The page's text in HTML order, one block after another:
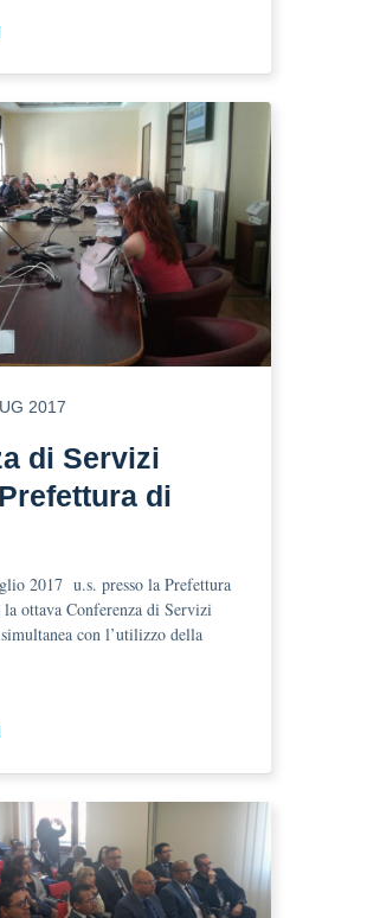
2017
di Servizi
di
2017 u.s. presso la Prefettura
la ottava Conferenza di Servizi
con l’utilizzo della